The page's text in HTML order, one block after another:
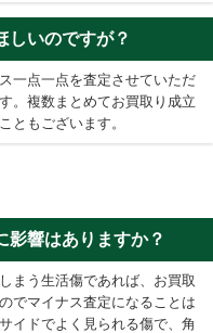
しいのですが？
一点一点を査定させていただ
。複数まとめてお買取り成立
ともございます。
影響はありますか？
まう生活傷であれば、お買取
でマイナス査定になることは
イドでよく見られる傷で、角